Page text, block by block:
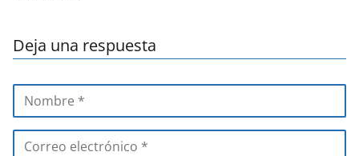
Deja una respuesta